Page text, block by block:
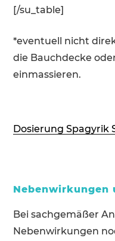
[/su_table]
*eventuell nicht
die Bauchdecke
einmassieren.
Dosierung Spagyrik
Nebenwirkungen
Bei sachgemäßer
Nebenwirkungen